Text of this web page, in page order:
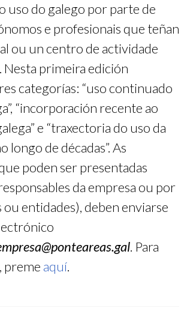
uso do galego por parte de
e profesionais que teñan
ou un centro de actividade
Nesta primeira edición
categorías: “uso continuado
“incorporación recente ao
e “traxectoria do uso da
longo de décadas”. As
poden ser presentadas
da empresa ou por
entidades), deben enviarse
. Para
preme aquí.